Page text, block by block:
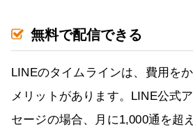
無料で配信できる
LINEのタイムラインは、費用を
メリットがあります。LINE公式
セージの場合、月に1,000通を超